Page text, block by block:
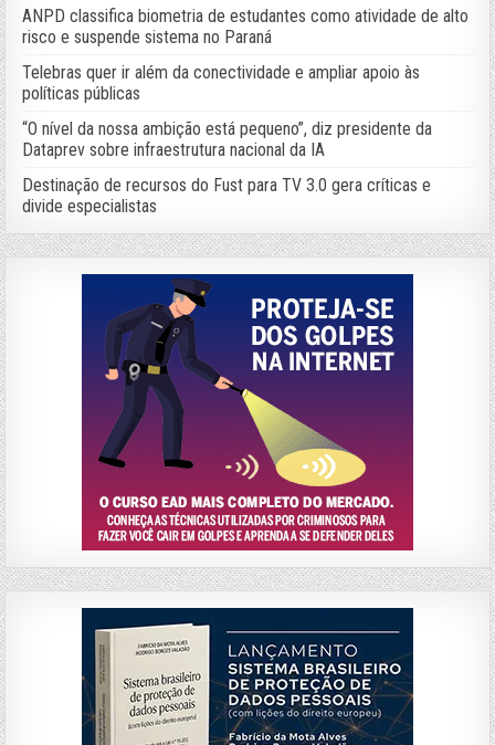
ANPD classifica biometria de estudantes como atividade de alto
risco e suspende sistema no Paraná
Telebras quer ir além da conectividade e ampliar apoio às
políticas públicas
“O nível da nossa ambição está pequeno”, diz presidente da
Dataprev sobre infraestrutura nacional da IA
Destinação de recursos do Fust para TV 3.0 gera críticas e
divide especialistas